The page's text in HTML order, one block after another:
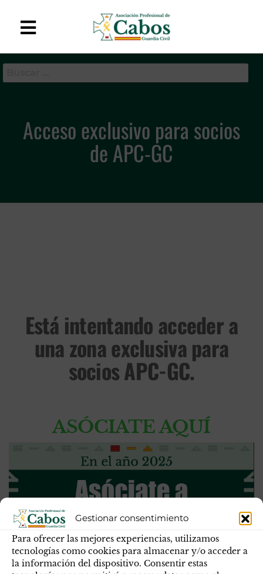
Gestionar consentimiento
Para ofrecer las mejores experiencias, utilizamos
tecnologías como cookies para almacenar y/o acceder a
la información del dispositivo. Consentir estas
APC-GC
de Cabos de la Guardia
Acceso exclusivo para socios
de APC-GC
Está intentando acceder a
una zona exclusiva para
socios APC-GC.
ASÓCIATE AQUÍ